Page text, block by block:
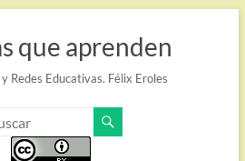
que aprenden
Redes Educativas. Félix Eroles